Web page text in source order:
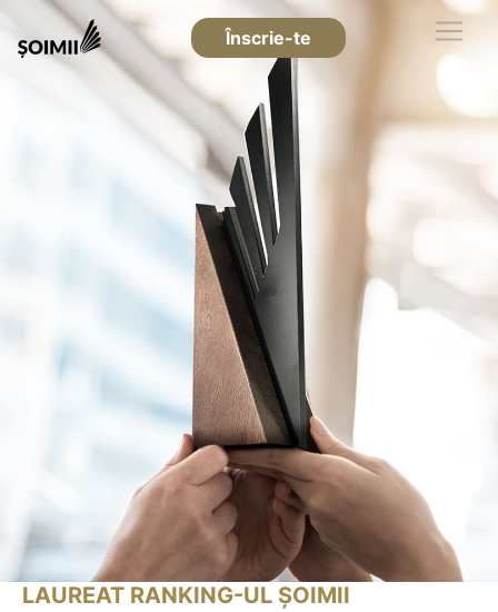
Înscrie-te
LAUREAT RANKING-UL ȘOIMII